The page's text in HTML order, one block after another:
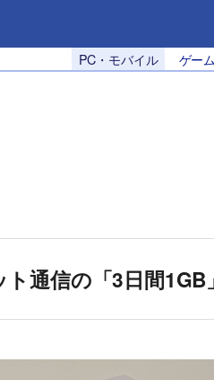
PC・モバイル ゲーム
ト通信の「3日間